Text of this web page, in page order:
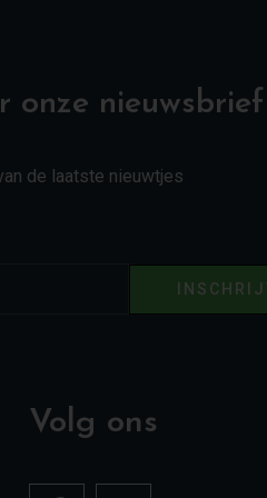
onze nieuwsbrief
de laatste nieuwtjes
Volg ons